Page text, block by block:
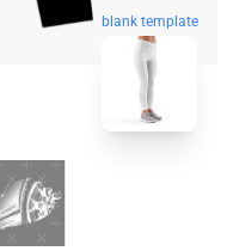
blank template